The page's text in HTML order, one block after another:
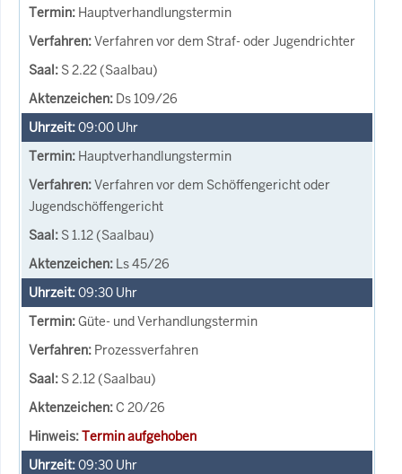
Hauptverhandlungstermin
Verfahren vor dem Straf- oder Jugendrichter
S 2.22 (Saalbau)
Ds 109/26
09:00 Uhr
Hauptverhandlungstermin
Verfahren vor dem Schöffengericht oder
Jugendschöffengericht
S 1.12 (Saalbau)
Ls 45/26
09:30 Uhr
Güte- und Verhandlungstermin
Prozessverfahren
S 2.12 (Saalbau)
C 20/26
Termin aufgehoben
09:30 Uhr